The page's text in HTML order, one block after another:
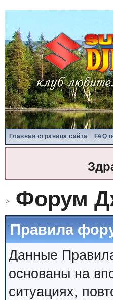
Главная страница сайта FAQ
Форум
Правила
Данные
основаны на
ситуациях,